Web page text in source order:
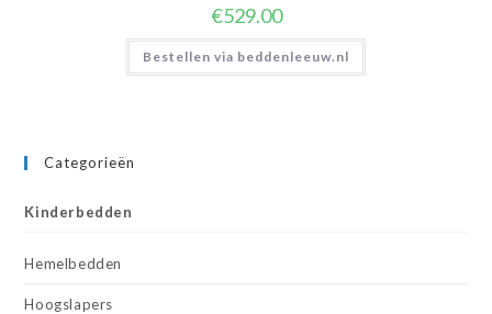
€529.00
Bestellen via beddenleeuw.nl
Categorieën
Kinderbedden
Hemelbedden
Hoogslapers